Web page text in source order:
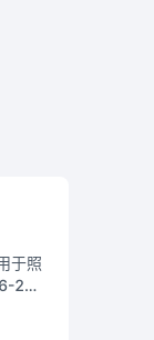
于照
2，
丁